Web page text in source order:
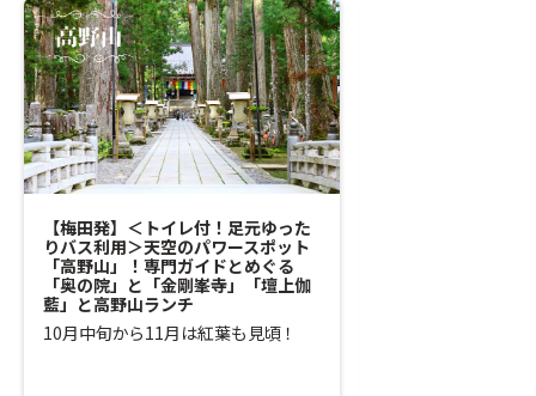
【梅田発】＜トイレ付！足元ゆった
りバス利用＞天空のパワースポット
「高野山」！専門ガイドとめぐる
「奥の院」と「金剛峯寺」「壇上伽
藍」と高野山ランチ
10月中旬から11月は紅葉も見頃！